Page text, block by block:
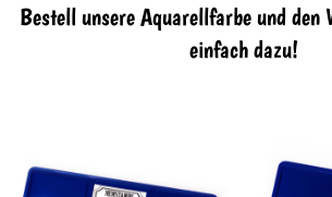
Bestell unsere Aquarellfarbe und den
einfach dazu!